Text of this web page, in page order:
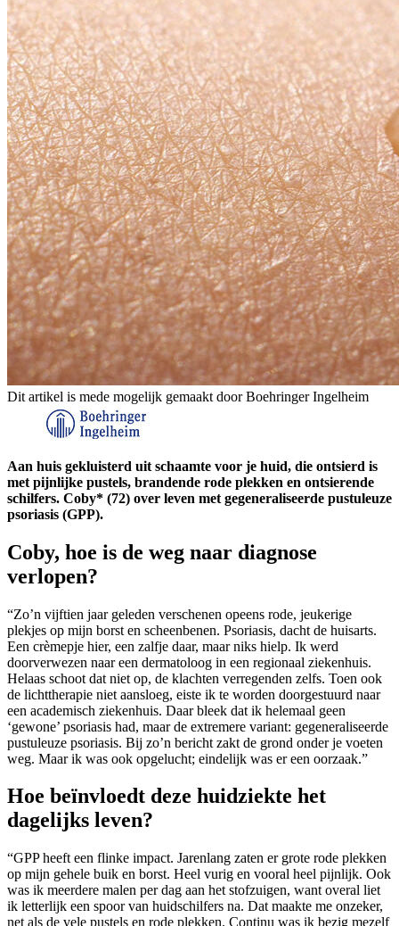
Dit artikel is mede mogelijk gemaakt door Boehringer Ingelheim
Aan huis gekluisterd uit schaamte voor je huid, die ontsierd is
met pijnlijke pustels, brandende rode plekken en ontsierende
schilfers. Coby* (72) over leven met gegeneraliseerde pustuleuze
psoriasis (GPP).
Coby, hoe is de weg naar diagnose
verlopen?
“Zo’n vijftien jaar geleden verschenen opeens rode, jeukerige
plekjes op mijn borst en scheenbenen. Psoriasis, dacht de huisarts.
Een crèmepje hier, een zalfje daar, maar niks hielp. Ik werd
doorverwezen naar een dermatoloog in een regionaal ziekenhuis.
Helaas schoot dat niet op, de klachten verregenden zelfs. Toen ook
de lichttherapie niet aansloeg, eiste ik te worden doorgestuurd naar
een academisch ziekenhuis. Daar bleek dat ik helemaal geen
‘gewone’ psoriasis had, maar de extremere variant: gegeneraliseerde
pustuleuze psoriasis. Bij zo’n bericht zakt de grond onder je voeten
weg. Maar ik was ook opgelucht; eindelijk was er een oorzaak.”
Hoe beïnvloedt deze huidziekte het
dagelijks leven?
“GPP heeft een flinke impact. Jarenlang zaten er grote rode plekken
op mijn gehele buik en borst. Heel vurig en vooral heel pijnlijk. Ook
was ik meerdere malen per dag aan het stofzuigen, want overal liet
ik letterlijk een spoor van huidschilfers na. Dat maakte me onzeker,
net als de vele pustels en rode plekken. Continu was ik bezig mezelf